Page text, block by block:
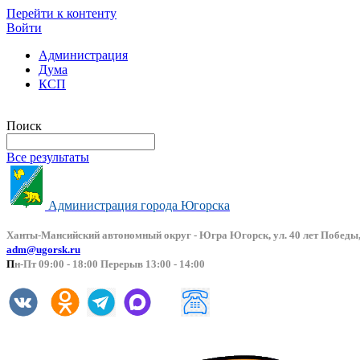
Перейти к контенту
Войти
Администрация
Дума
КСП
Поиск
Все результаты
Администрация города Югорска
Ханты-Мансийский автономный округ - Югра Югорск, ул. 40 лет
adm@ugorsk.ru
Пн-Пт 09:00 - 18:00 Перерыв 13:00 - 14:00